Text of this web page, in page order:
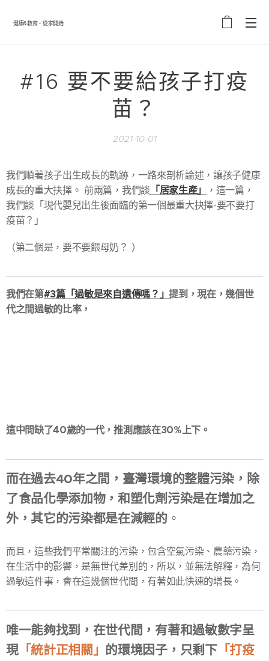
健康&教育・從家開始
#16 要不要給孩子打疫
苗？
2021-10-01
我們順著孩子出生成長的軌跡，一路來剖析論述，讓孩子健康
成長的重大抉擇。 前兩篇，我們談 「居家生產」
，這一篇，
我們談「現代嬰兒出生後面臨的第一個最重大抉擇-要不要打
疫苗？」
（第二個是，要不要餵母奶？ ）
我們在第#3篇「過敏是來自遺傳嗎？」提到，現在，幾個世
代之間過敏的比率，
這中間缺了40歲的一代，推測應該在30%上下。
而在過去40年之間，臺灣環境的整體污染，除
了食品化學添加物，和塑化劑污染是在增加之
外，其它的污染都是在減輕的 。
而且，這些我們平常關注的污染，包含空氣污染、農藥污染，
在生活中的影響，是無世代差別的，所以，並無法解釋，為何
過敏這件事，會在這幾個世代間，有著如此快速的增長。
唯一能夠找到，在世代間，有著和過敏數字呈
現「統計正相關」 的環境因子，只剩下「打疫